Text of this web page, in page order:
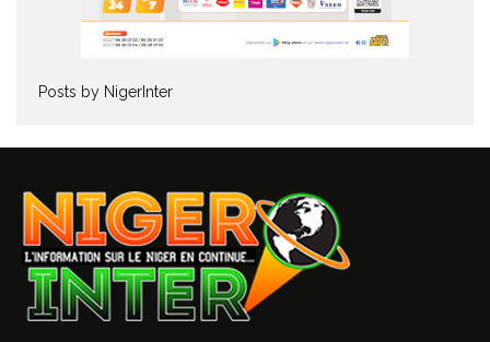
Posts by NigerInter